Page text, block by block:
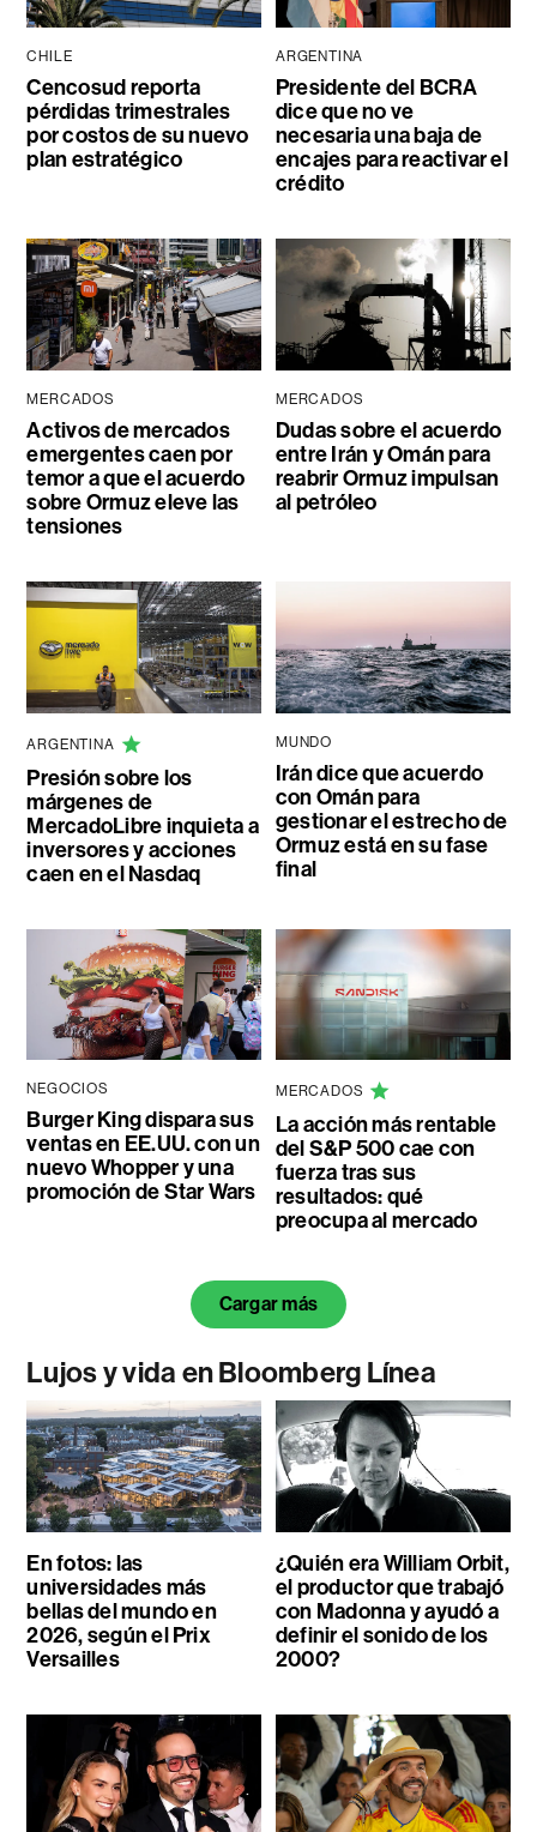
CHILE
Cencosud reporta
pérdidas trimestrales
por costos de su nuevo
plan estratégico
ARGENTINA
Presidente del BCRA
dice que no ve
necesaria una baja de
encajes para reactivar el
crédito
MERCADOS
Activos de mercados
emergentes caen por
temor a que el acuerdo
sobre Ormuz eleve las
tensiones
MERCADOS
Dudas sobre el acuerdo
entre Irán y Omán para
reabrir Ormuz impulsan
al petróleo
ARGENTINA
Presión sobre los
márgenes de
MercadoLibre inquieta a
inversores y acciones
caen en el Nasdaq
MUNDO
Irán dice que acuerdo
con Omán para
gestionar el estrecho de
Ormuz está en su fase
final
NEGOCIOS
Burger King dispara sus
ventas en EE.UU. con un
nuevo Whopper y una
promoción de Star Wars
MERCADOS
La acción más rentable
del S&P 500 cae con
fuerza tras sus
resultados: qué
preocupa al mercado
Cargar más
Lujos y vida en Bloomberg Línea
En fotos: las
universidades más
bellas del mundo en
2026, según el Prix
Versailles
¿Quién era William Orbit,
el productor que trabajó
con Madonna y ayudó a
definir el sonido de los
2000?